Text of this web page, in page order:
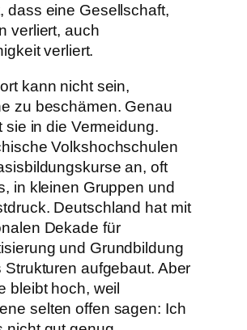
dass eine Gesellschaft,
verliert, auch
verliert.
kann nicht sein,
zu beschämen. Genau
sie in die Vermeidung.
Volkshochschulen
an, oft
in kleinen Gruppen und
Deutschland hat mit
Dekade für
und Grundbildung
Strukturen aufgebaut. Aber
bleibt hoch, weil
selten offen sagen: Ich